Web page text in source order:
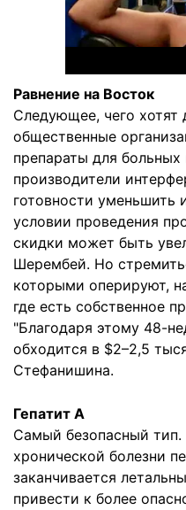
Равнение на Восток
Следующее, чего хотят
общественные
препараты для
производители
готовности уменьшить
условии проведения
скидки может быть
Шерембей. Но
которыми оперируют,
где есть собственное
"Благодаря этому 48-
обходится в $2–2,5
Стефанишина.
Гепатит А
Самый безопасный
хронической болезни
заканчивается
привести к более